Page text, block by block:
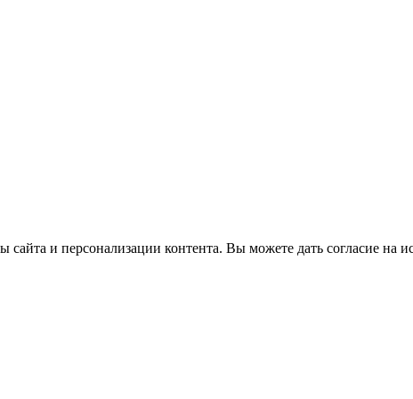
и персонализации контента. Вы можете дать согласие на